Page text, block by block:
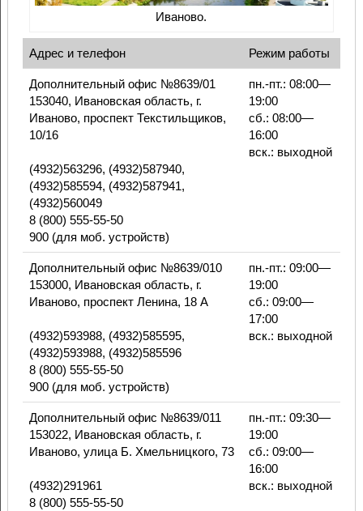
Иваново.
Адрес и телефон Режим работы
Дополнительный офис №8639/01
153040, Ивановская область, г.
Иваново, проспект Текстильщиков,
10/16
(4932)563296, (4932)587940,
(4932)585594, (4932)587941,
(4932)560049
8 (800) 555-55-50
900 (для моб. устройств)
пн.-пт.: 08:00—
19:00
сб.: 08:00—
16:00
вск.: выходной
Дополнительный офис №8639/010
153000, Ивановская область, г.
Иваново, проспект Ленина, 18 А
(4932)593988, (4932)585595,
(4932)593988, (4932)585596
8 (800) 555-55-50
900 (для моб. устройств)
пн.-пт.: 09:00—
19:00
сб.: 09:00—
17:00
вск.: выходной
Дополнительный офис №8639/011
153022, Ивановская область, г.
Иваново, улица Б. Хмельницкого, 73
(4932)291961
8 (800) 555-55-50
пн.-пт.: 09:30—
19:00
сб.: 09:00—
16:00
вск.: выходной